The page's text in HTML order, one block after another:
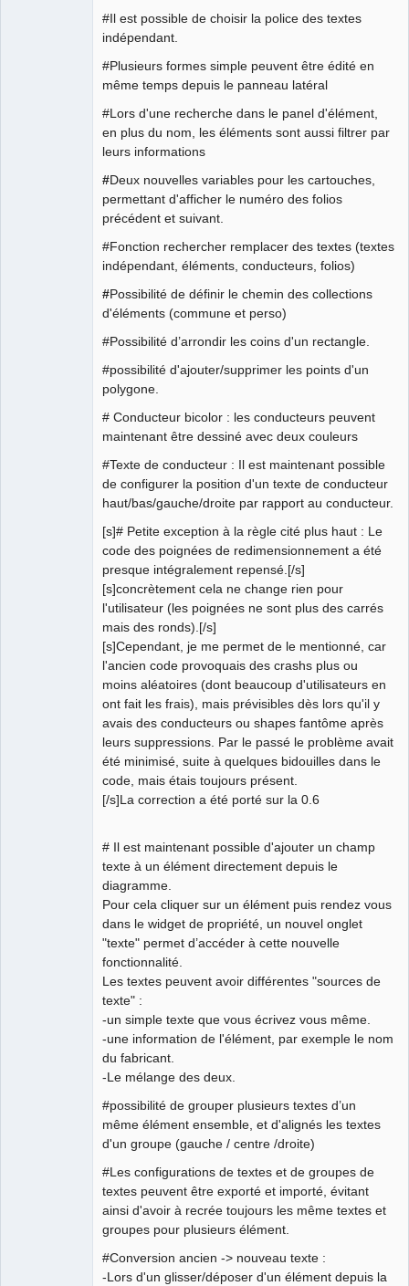
#Il est possible de choisir la police des textes
indépendant.
#Plusieurs formes simple peuvent être édité en
même temps depuis le panneau latéral
#Lors d'une recherche dans le panel d'élément,
en plus du nom, les éléments sont aussi filtrer par
leurs informations
#Deux nouvelles variables pour les cartouches,
permettant d'afficher le numéro des folios
précédent et suivant.
#Fonction rechercher remplacer des textes (textes
indépendant, éléments, conducteurs, folios)
#Possibilité de définir le chemin des collections
d'éléments (commune et perso)
#Possibilité d’arrondir les coins d'un rectangle.
#possibilité d'ajouter/supprimer les points d'un
polygone.
# Conducteur bicolor : les conducteurs peuvent
maintenant être dessiné avec deux couleurs
#Texte de conducteur : Il est maintenant possible
de configurer la position d'un texte de conducteur
haut/bas/gauche/droite par rapport au conducteur.
[s]# Petite exception à la règle cité plus haut : Le
code des poignées de redimensionnement a été
presque intégralement repensé.[/s]
[s]concrètement cela ne change rien pour
l'utilisateur (les poignées ne sont plus des carrés
mais des ronds).[/s]
[s]Cependant, je me permet de le mentionné, car
l'ancien code provoquais des crashs plus ou
moins aléatoires (dont beaucoup d'utilisateurs en
ont fait les frais), mais prévisibles dès lors qu'il y
avais des conducteurs ou shapes fantôme après
leurs suppressions. Par le passé le problème avait
été minimisé, suite à quelques bidouilles dans le
code, mais étais toujours présent.
[/s]La correction a été porté sur la 0.6
# Il est maintenant possible d'ajouter un champ
texte à un élément directement depuis le
diagramme.
Pour cela cliquer sur un élément puis rendez vous
dans le widget de propriété, un nouvel onglet
"texte" permet d’accéder à cette nouvelle
fonctionnalité.
Les textes peuvent avoir différentes "sources de
texte" :
-un simple texte que vous écrivez vous même.
-une information de l'élément, par exemple le nom
du fabricant.
-Le mélange des deux.
#possibilité de grouper plusieurs textes d’un
même élément ensemble, et d'alignés les textes
d'un groupe (gauche / centre /droite)
#Les configurations de textes et de groupes de
textes peuvent être exporté et importé, évitant
ainsi d'avoir à recrée toujours les même textes et
groupes pour plusieurs élément.
#Conversion ancien -> nouveau texte :
-Lors d'un glisser/déposer d'un élément depuis la